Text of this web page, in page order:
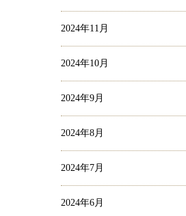
2024年11月
2024年10月
2024年9月
2024年8月
2024年7月
2024年6月